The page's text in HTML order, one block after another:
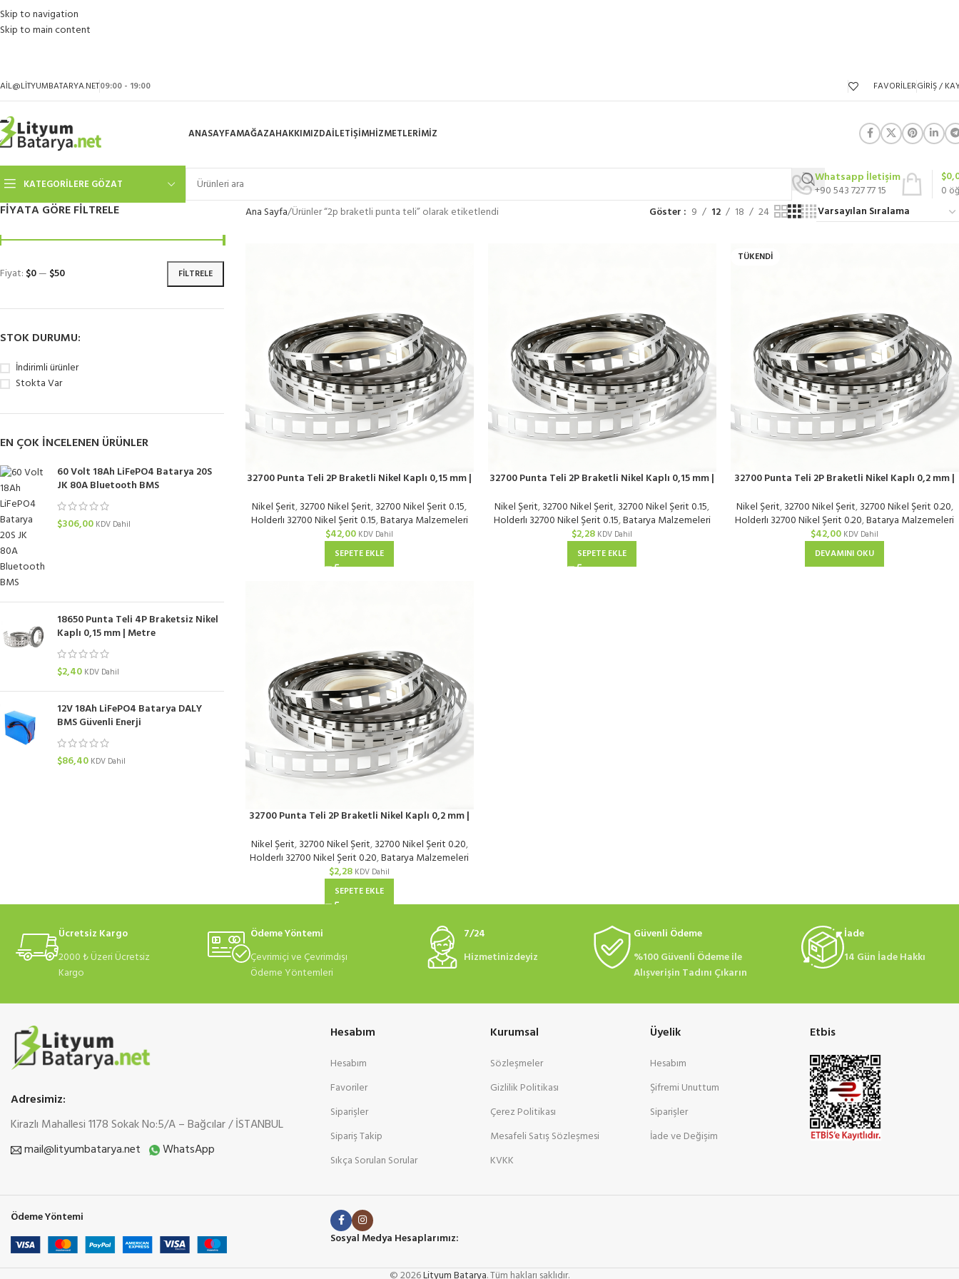
Skip to navigation
Skip to main content
09:00 - 19:00 FAVORILERGIRIŞ /
ANASAYFAMAĞAZAHAKKIMIZDAİLETIŞIMHIZMETLERIMIZ
KATEGORILERE GÖZAT
Whatsapp İletişim
+90 543 727 77 15
0
$
FIYATA GÖRE FILTRELE
FILTRELE
Fiyat: $0— $50
STOK DURUMU:
İndirimli ürünler
Stokta Var
EN ÇOK INCELENEN ÜRÜNLER
60 Volt 18Ah LiFePO4 Batarya 20S
JK 80A Bluetooth BMS
$306,00 KDV Dahil
18650 Punta Teli 4P Braketsiz Nikel
Kaplı 0,15 mm | Metre
$2,40 KDV Dahil
12V 18Ah LiFePO4 Batarya DALY
BMS Güvenli Enerji
$86,40 KDV Dahil
Ana Sayfa Ürünler “2p braketli punta teli” olarak etiketlendi Göster 9 12 18 24
32700 Punta Teli 2P Braketli Nikel Kaplı 0,15 mm |
Nikel Şerit,32700 Nikel Şerit,32700 Nikel Şerit 0.15,
Holderlı 32700 Nikel Şerit 0.15,Batarya Malzemeleri
$42,00 KDV Dahil
SEPETE EKLE
32700 Punta Teli 2P Braketli Nikel Kaplı 0,15 mm |
Nikel Şerit,32700 Nikel Şerit,32700 Nikel Şerit 0.15,
Holderlı 32700 Nikel Şerit 0.15,Batarya Malzemeleri
$2,28 KDV Dahil
SEPETE EKLE
TÜKENDI
32700 Punta Teli 2P Braketli Nikel Kaplı 0,2 mm |
Nikel Şerit,32700 Nikel Şerit,32700 Nikel Şerit 0.20,
Holderlı 32700 Nikel Şerit 0.20,Batarya Malzemeleri
$42,00 KDV Dahil
DEVAMINI OKU
32700 Punta Teli 2P Braketli Nikel Kaplı 0,2 mm |
Nikel Şerit,32700 Nikel Şerit,32700 Nikel Şerit 0.20,
Holderlı 32700 Nikel Şerit 0.20,Batarya Malzemeleri
$2,28 KDV Dahil
SEPETE EKLE
Ücretsiz Kargo
2000 ₺ Üzeri Ücretsiz
Kargo
Ödeme Yöntemi
Çevrimiçi ve Çevrimdışı
Ödeme Yöntemleri
7/24
Hizmetinizdeyiz
Güvenli Ödeme
%100 Güvenli Ödeme ile
Alışverişin Tadını Çıkarın
İade
14 Gün İade Hakkı
Adresimiz:
Kirazlı Mahallesi 1178 Sokak No:5/A – Bağcılar / İSTANBUL
mail@lityumbatarya.net
WhatsApp
Hesabım
Hesabım
Favoriler
Siparişler
Sipariş Takip
Sıkça Sorulan Sorular
Kurumsal
Sözleşmeler
Gizlilik Politikası
Çerez Politikası
Mesafeli Satış Sözleşmesi
KVKK
Üyelik
Hesabım
Şifremi Unuttum
Siparişler
İade ve Değişim
Etbis
Ödeme Yöntemi
Sosyal Medya Hesaplarımız: